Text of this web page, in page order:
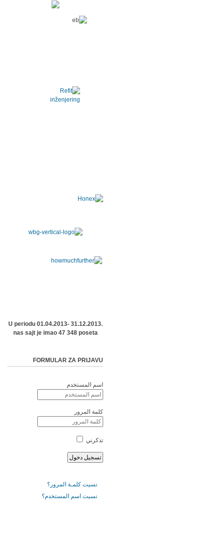
U periodu 01.04.2013- 31.12.2013.
nas sajt je imao 47 348 poseta
FORMULAR ZA PRIJAVU
اسم المستخدم
كلمة المرور
تذكرني
نسيت كلمـة المرور؟
نسيت اسم المستخدم؟